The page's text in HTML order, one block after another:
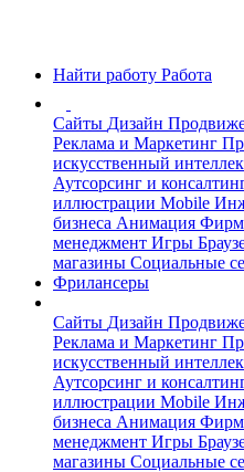
Найти работу Работа
Сайты Дизайн
Реклама и Маркетинг
искусственный
Аутсорсинг и
иллюстрации Mobile
бизнеса Анимация
менеджмент Игры
магазины Социальные
Фрилансеры
Сайты Дизайн
Реклама и Маркетинг
искусственный
Аутсорсинг и
иллюстрации Mobile
бизнеса Анимация
менеджмент Игры
магазины Социальные